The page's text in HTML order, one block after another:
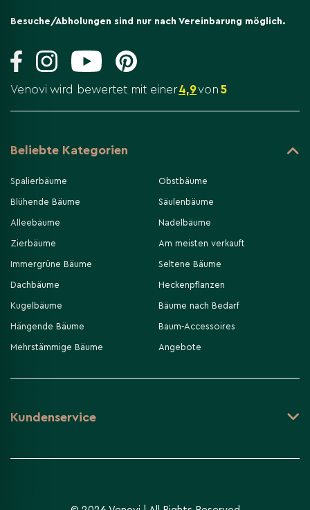
Unverbindliche Anfrage
Besuche/Abholungen sind nur nach Vereinbarung möglich.
Venovi wird bewertet mit einer4,9von 5
Beliebte Kategorien
Spalierbäume
Blühende Bäume
Alleebäume
Zierbäume
Immergrüne Bäume
Dachbäume
Kugelbäume
Hängende Bäume
Mehrstämmige Bäume
Obstbäume
Säulenbäume
Nadelbäume
Am meisten verkauft
Seltene Bäume
Heckenpflanzen
Bäume nach Bedarf
Baum-Accessoires
Angebote
Kundenservice